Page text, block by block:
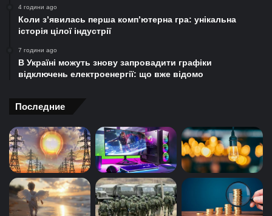
4 години ago
Коли з’явилась перша комп’ютерна гра: унікальна
історія цілої індустрії
7 години ago
В Україні можуть знову запровадити графіки
відключень електроенергії: що вже відомо
Последние